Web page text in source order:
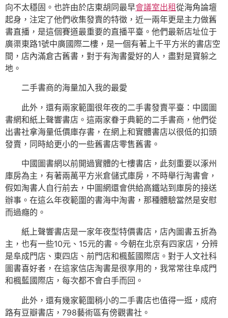
向不太穩固。也許由於店東胡同最早會議室出租從海角論壇
起身，注定了他們收集發賣的特徵，近一兩年更是主力做舊
書直播，是這個賽道最重要的直播平臺。他們最新店址位于
廣渠東路1號中廣國際二樓，是一個有著上千平方米的書店空
間，店內滿倉古舊書，對于有淘書愛好的人，盡對是寶躲之
地。
二手書商的海量加入我的最愛
此外，還有兩家範圍很年夜的二手書發賣平臺：中國圖
書網和紙上聲響書店。這兩家眷于典範的二手書商，他們從
出書社拿海量低價庫存書，在網上和實體書店以很低的扣頭
發賣，同時給更小的一些舊書店零售舊書。
中國圖書網以前開過實體的七樓書店，此刻重要以涿州
庫房為主，有著兩萬平方米倉儲式庫房，不時舉行淘書會，
假如淘書人自行前去，中圖網還會供給高鐵站到庫房的接送
辦事。在這么年夜範圍的書海中淘書，那種體驗當然是安慰
而過癮的。
紙上聲響書店是一家年夜型特價書店，店內圖書五折為
主，也有一些10元、15元的書。今朝在北京有四家店，分辨
是阜成門店、東四店、前門店和楓藍國際店。對于人文社科
圖書喜好者，在這家信店淘書是很享用的，我常常往阜成門
和楓藍國際店，每次都不會白手而回。
此外，還有幾家範圍稍小的二手書店也值得一逛，成府
路有豆瓣書店，798藝術區有傍觀書社。